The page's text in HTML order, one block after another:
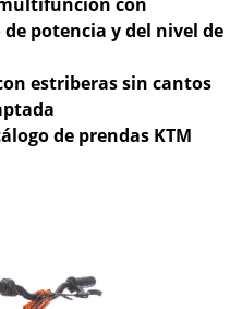
potencia y del nivel de
estriberas sin cantos
de prendas KTM